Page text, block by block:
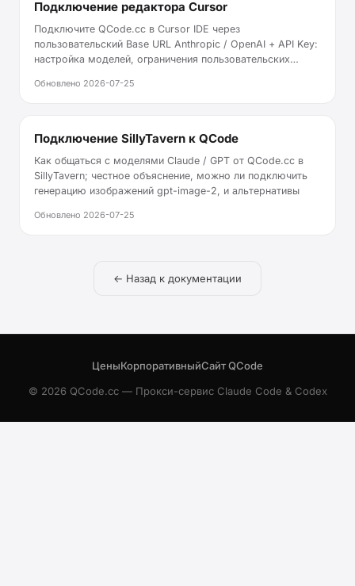
Подключение редактора Cursor
Подключите QCode.cc в Cursor IDE через
пользовательский Base URL Anthropic / OpenAI + API Key:
настройка моделей, ограничения пользовательских
Обновлено 2026-07-25
Подключение SillyTavern к QCode
Как общаться с моделями Claude / GPT от QCode.cc в
SillyTavern; честное объяснение, можно ли подключить
генерацию изображений gpt-image-2, и альтернативы
Обновлено 2026-07-25
← Назад к документации
ЦеныКорпоративныйСайт QCode
© 2026 QCode.cc — Прокси-сервис Claude Code & Codex